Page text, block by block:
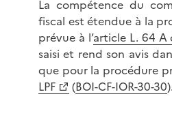
La compétence du
fiscal est étendue à la
prévue à l’article L. 64 A
saisi et rend son avis
que pour la procédure
LPF
(BOI-CF-IOR-30-30).